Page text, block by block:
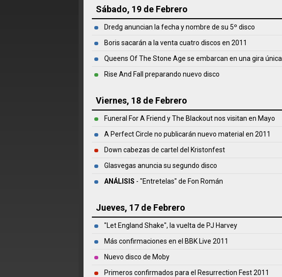
Sábado, 19 de Febrero
Dredg anuncian la fecha y nombre de su 5º disco
Boris sacarán a la venta cuatro discos en 2011
Queens Of The Stone Age se embarcan en una gira única
Rise And Fall preparando nuevo disco
Viernes, 18 de Febrero
Funeral For A Friend y The Blackout nos visitan en Mayo
A Perfect Circle no publicarán nuevo material en 2011
Down cabezas de cartel del Kristonfest
Glasvegas anuncia su segundo disco
ANÁLISIS - "Entretelas" de Fon Román
Jueves, 17 de Febrero
"Let England Shake", la vuelta de PJ Harvey
Más confirmaciones en el BBK Live 2011
Nuevo disco de Moby
Primeros confirmados para el Resurrection Fest 2011